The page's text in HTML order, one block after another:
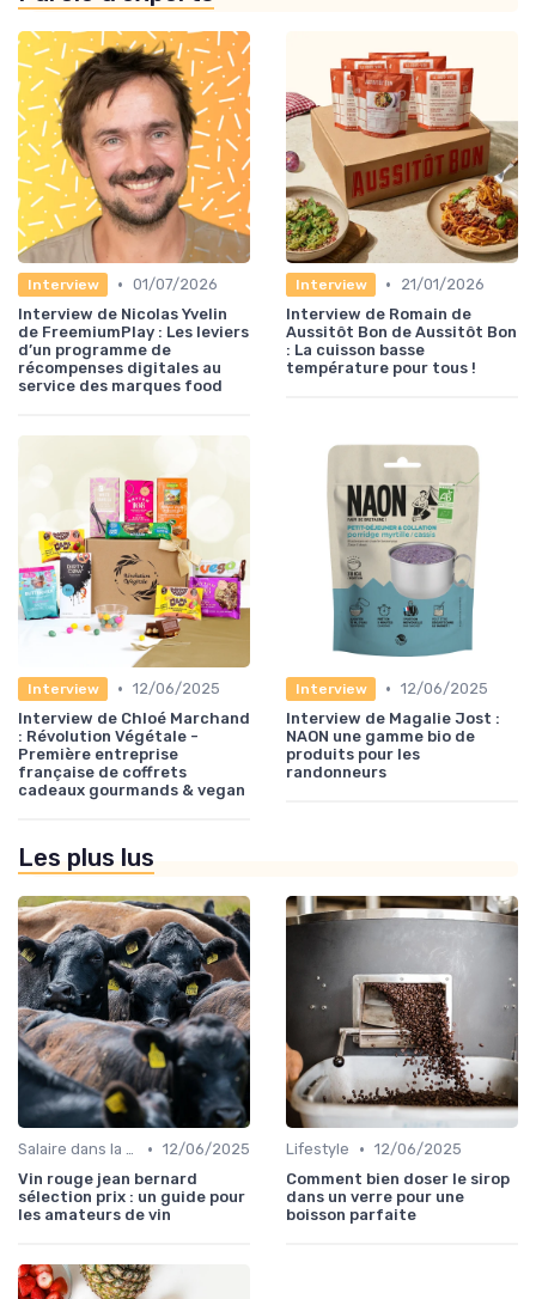
Interview • 01/07/2026
Interview de Nicolas Yvelin
de FreemiumPlay : Les leviers
d’un programme de
récompenses digitales au
service des marques food
Interview •
21/01/2026
Interview de Romain de
Aussitôt Bon de Aussitôt Bon
: La cuisson basse
température pour tous !
Interview • 12/06/2025
Interview de Chloé Marchand
: Révolution Végétale -
Première entreprise
française de coffrets
cadeaux gourmands & vegan
Interview • 12/06/2025
Interview de Magalie Jost :
NAON une gamme bio de
produits pour les
randonneurs
Les plus lus
Salaire dans la food • 12/06/2025
Vin rouge jean bernard
sélection prix : un guide pour
les amateurs de vin
Lifestyle • 12/06/2025
Comment bien doser le sirop
dans un verre pour une
boisson parfaite